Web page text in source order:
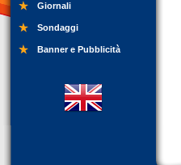
Giornali
Sondaggi
Banner e Pubblicità